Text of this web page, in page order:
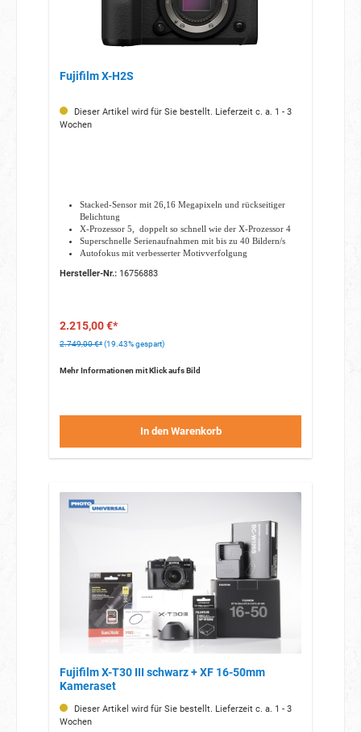
Fujifilm X-H2S
Dieser Artikel wird für Sie bestellt. Lieferzeit c. a. 1 - 3
Wochen
Stacked-Sensor mit 26,16 Megapixeln und rückseitiger
Belichtung
X-Prozessor 5, doppelt so schnell wie der X-Prozessor 4
Superschnelle Serienaufnahmen mit bis zu 40 Bildern/s
Autofokus mit verbesserter Motivverfolgung
Aufnahmen von bis zu 240 Minuten ohne Unterbrechung
Hersteller-Nr.:16756883
2.215,00 €*
2.749,00 €* (19.43% gespart)
Mehr Informationen mit Klick aufs Bild
In den Warenkorb
Fujifilm X-T30 III schwarz + XF 16-50mm
Kameraset
Dieser Artikel wird für Sie bestellt. Lieferzeit c. a. 1 - 3
Wochen